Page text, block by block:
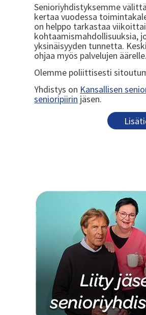
Senioriyhdistyksemme
kertaa vuodessa
on helppo tarkastaa
kohtaamismahdollisuuksia,
yksinäisyyden tunnetta.
ohjaa myös palvelujen äärelle.
Olemme poliittisesti
Yhdistys on Kansallisen
senioripiirin jäsen.